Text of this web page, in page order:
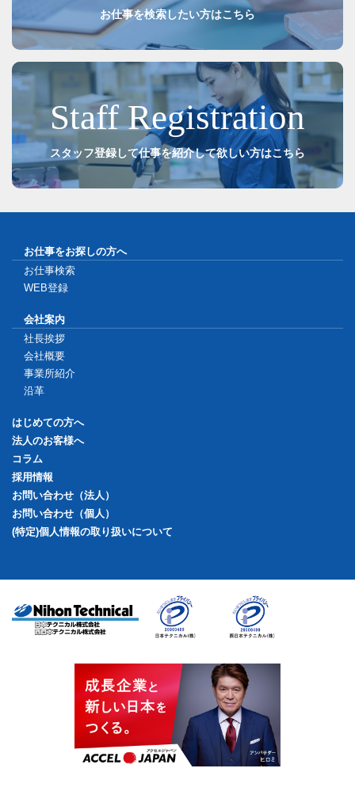
お仕事を検索したい方はこちら
Staff Registration
スタッフ登録して仕事を紹介して欲しい方はこちら
お仕事をお探しの方へ
お仕事検索
WEB登録
会社案内
社長挨拶
会社概要
事業所紹介
沿革
はじめての方へ
法人のお客様へ
コラム
採用情報
お問い合わせ（法人）
お問い合わせ（個人）
(特定)個人情報の取り扱いについて